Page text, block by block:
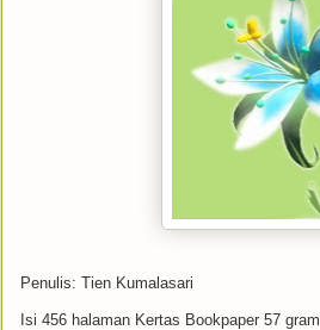
Penulis: Tien Kumalasari
Isi 456 halaman Kertas Bookpaper 57 gram